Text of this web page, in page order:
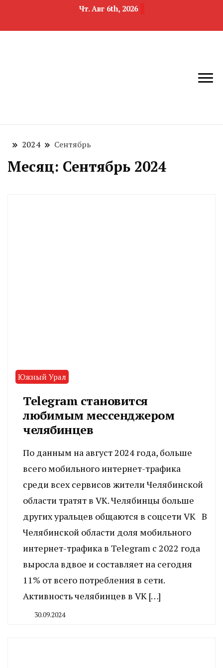
Чт. Авг 6th, 2026
2024 Сентябрь
Месяц: Сентябрь 2024
Южный Урал
Telegram становится
любимым мессенджером
челябинцев
По данным на август 2024 года, больше
всего мобильного интернет-трафика
среди всех сервисов жители Челябинской
области тратят в VK. Челябинцы больше
других уральцев общаются в соцсети VK В
Челябинской области доля мобильного
интернет-трафика в Telegram с 2022 года
выросла вдвое и составляет на сегодня
11% от всего потребления в сети.
Активность челябинцев в VK […]
30.09.2024